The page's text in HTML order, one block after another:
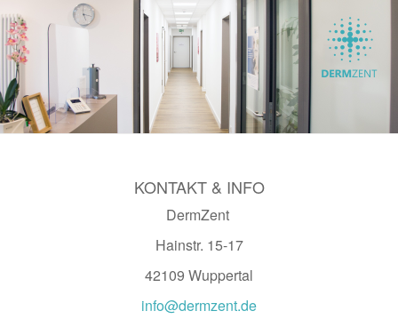
KONTAKT & INFO
DermZent
Hainstr. 15-17
42109 Wuppertal
info@dermzent.de